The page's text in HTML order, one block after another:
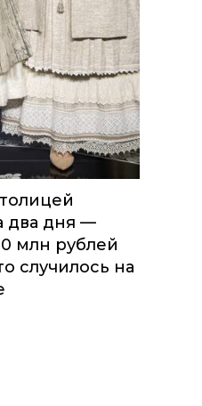
два дня —
млн рублей
случилось на